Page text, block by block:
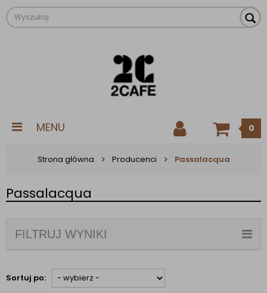
MENU 0
Strona główna Producenci Passalacqua
Passalacqua
FILTRUJ WYNIKI
Sortuj po: